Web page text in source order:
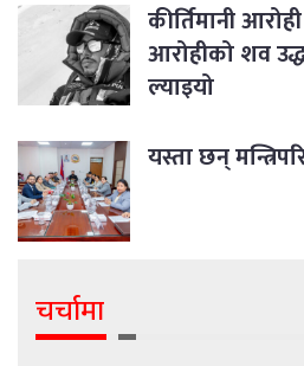
कीर्तिमानी
आरोहीको शव
ल्याइयो
यस्ता छन्
चर्चामा